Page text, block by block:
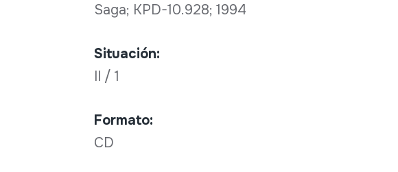
Saga; KPD-10.928; 1994
Situación:
II / 1
Formato:
CD